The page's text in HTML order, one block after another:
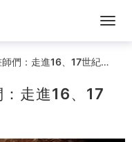
【奇美雙展票】《畫師們：走進16、17世紀尼德蘭繪畫時代》
：走進16、17